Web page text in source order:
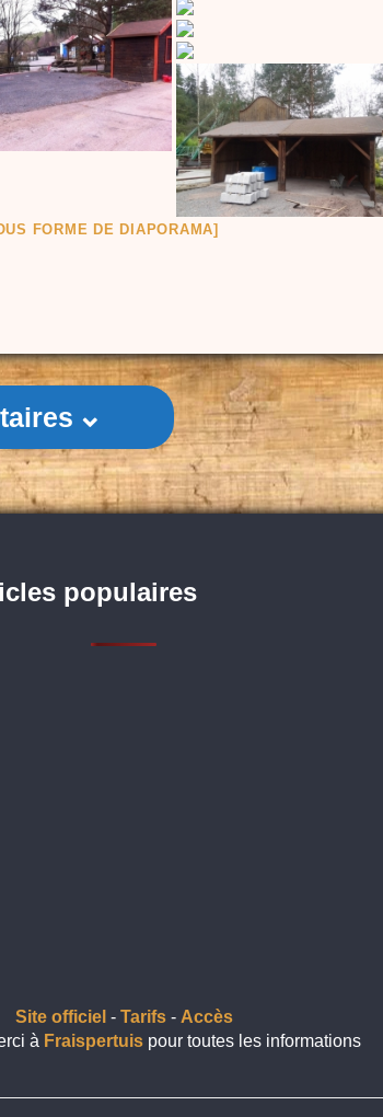
FORME DE DIAPORAMA]
populaires
Site officiel - Tarifs- Accès
à Fraispertuis pour toutes les informations